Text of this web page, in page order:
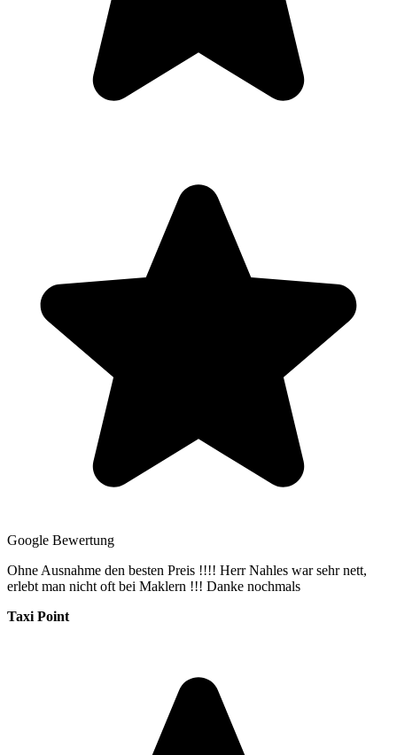
Google Bewertung
Ohne Ausnahme den besten Preis !!!! Herr Nahles war sehr nett,
erlebt man nicht oft bei Maklern !!! Danke nochmals
Taxi Point